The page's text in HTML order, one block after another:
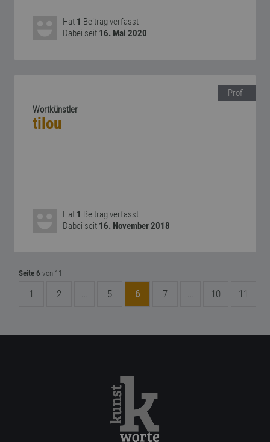
Hat 1 Beitrag verfasst
Dabei seit 16. Mai 2020
Profil
Wortkünstler
tilou
Hat 1 Beitrag verfasst
Dabei seit 16. November 2018
Seite 6 von 11
1 2 … 5 6 7 … 10 11